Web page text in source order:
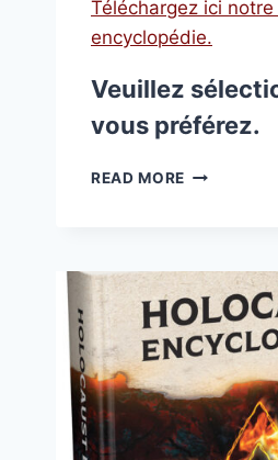
Téléchargez ici
encyclopédie.
Veuillez
vous préférez.
READ MORE